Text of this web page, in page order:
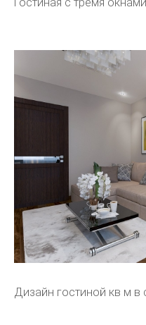
Дизайн гостиной кв м